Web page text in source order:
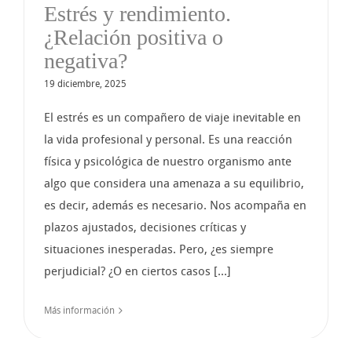
Estrés y rendimiento.
¿Relación positiva o
negativa?
19 diciembre, 2025
El estrés es un compañero de viaje inevitable en
la vida profesional y personal. Es una reacción
física y psicológica de nuestro organismo ante
algo que considera una amenaza a su equilibrio,
es decir, además es necesario. Nos acompaña en
plazos ajustados, decisiones críticas y
situaciones inesperadas. Pero, ¿es siempre
perjudicial? ¿O en ciertos casos [...]
Más información